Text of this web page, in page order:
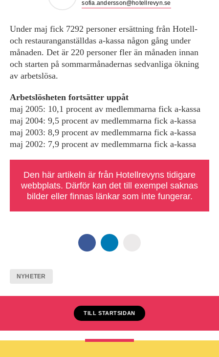
sofia.andersson@hotellrevyn.se
Under maj fick 7292 personer ersättning från Hotell-
och restauranganställdas a-kassa någon gång under
månaden. Det är 220 personer fler än månaden innan
och starten på sommarmånadernas sedvanliga ökning
av arbetslösa.
Arbetslösheten fortsätter uppåt
maj 2005: 10,1 procent av medlemmarna fick a-kassa
maj 2004: 9,5 procent av medlemmarna fick a-kassa
maj 2003: 8,9 procent av medlemmarna fick a-kassa
maj 2002: 7,9 procent av medlemmarna fick a-kassa
Den här artikeln är från Hotellrevyns tidigare
webbplats. Därför kan det till exempel saknas
bilder eller finnas länkar som inte fungerar.
NYHETER
TILL STARTSIDAN